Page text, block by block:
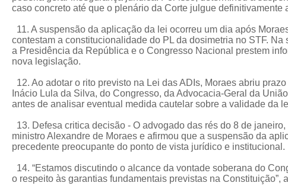
caso concreto até que o plenário da Corte julgue definitivamente
11. A suspensão da aplicação da lei ocorreu um dia após
contestam a constitucionalidade do PL da dosimetria no STF.
a Presidência da República e o Congresso Nacional prestem
nova legislação.
12. Ao adotar o rito previsto na Lei das ADIs, Moraes abriu
Inácio Lula da Silva, do Congresso, da Advocacia-Geral da
antes de analisar eventual medida cautelar sobre a validade da
13. Defesa critica decisão - O advogado das rés do 8 de
ministro Alexandre de Moraes e afirmou que a suspensão da
precedente preocupante do ponto de vista jurídico e institucional.
14. “Estamos discutindo o alcance da vontade soberana do
o respeito às garantias fundamentais previstas na Constituição”,